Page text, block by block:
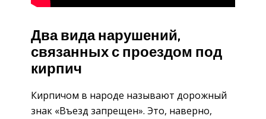
Два вида нарушений,
связанных с проездом под
кирпич
Кирпичом в народе называют дорожный
знак «Въезд запрещен». Это, наверно,